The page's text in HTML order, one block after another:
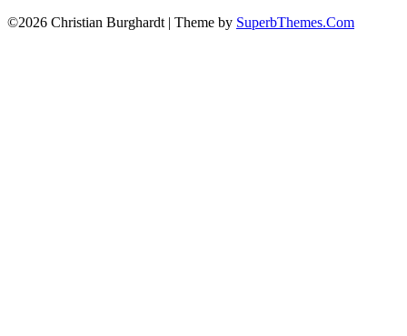
©2026 Christian Burghardt | Theme by SuperbThemes.Com